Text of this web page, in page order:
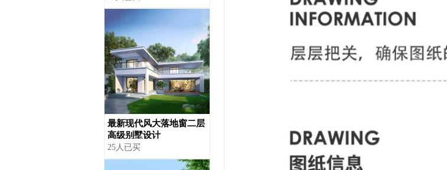
最新现代风大落地窗二层
高级别墅设计
25人已买